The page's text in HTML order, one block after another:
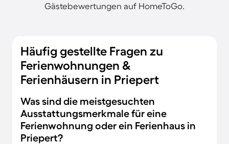
Gästebewertungen auf HomeToGo.
Häufig gestellte Fragen zu
Ferienwohnungen &
Ferienhäusern in Priepert
Was sind die meistgesuchten
Ausstattungsmerkmale für eine
Ferienwohnung oder ein Ferienhaus in
Priepert?